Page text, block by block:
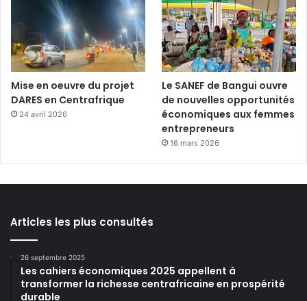
Mise en oeuvre du projet
DARES en Centrafrique
24 avril 2026
Le SANEF de Bangui ouvre
de nouvelles opportunités
économiques aux femmes
entrepreneurs
16 mars 2026
Articles les plus consultés
26 septembre 2025
Les cahiers économiques 2025 appellent à
transformer la richesse centrafricaine en prospérité
durable